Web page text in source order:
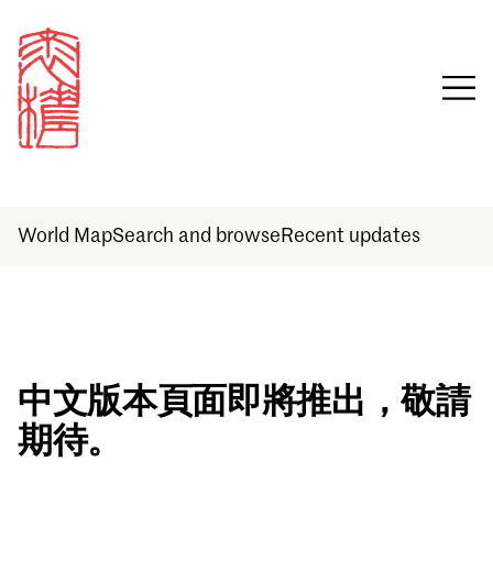
World MapSearch and browse Recent updates
Sign in
Email
中文版本頁面即將推出，敬請
期待。